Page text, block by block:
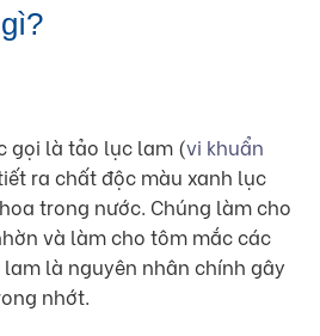
gọi là tảo lục lam (vi khuẩn
ra chất độc màu xanh lục
trong nước. Chúng làm cho
và làm cho tôm mắc các
là nguyên nhân chính gây
nhớt.